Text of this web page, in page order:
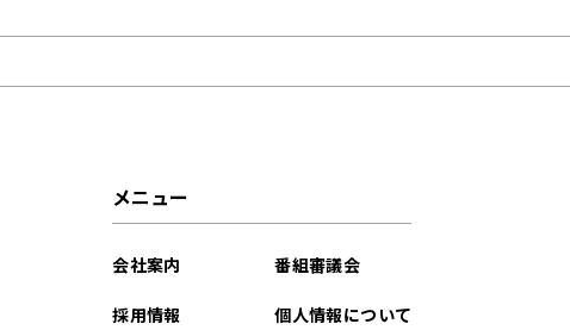
2025年03月
2025年02月
メニュー
会社案内
採用情報
番組審議会
個人情報について